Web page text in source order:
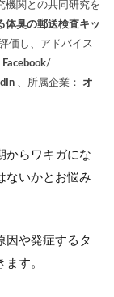
機関との共同研究を
体臭の郵送検査キッ
価し、アドバイス
Facebook/
、所属企業： オ
からワキガにな
ないかとお悩み
因や発症するタ
す。